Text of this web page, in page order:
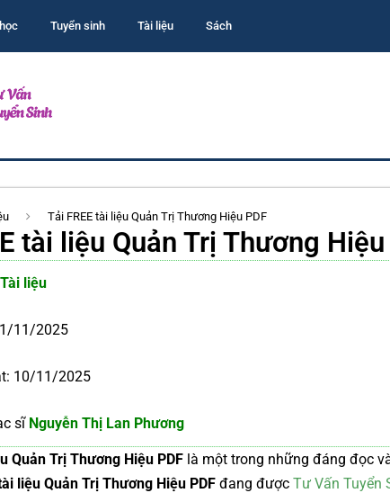
Tuyển sinh Tài liệu Sách
Tải FREE tài liệu Quản Trị Thương Hiệu PDF
tài liệu Quản Trị Thương Hiệu
Tài liệu
11/2025
10/11/2025
sĩNguyễn Thị Lan Phương
Quản Trị Thương Hiệu PDF là một trong những đáng đọc
liệu Quản Trị Thương Hiệu PDF đang được Tư Vấn Tuyển